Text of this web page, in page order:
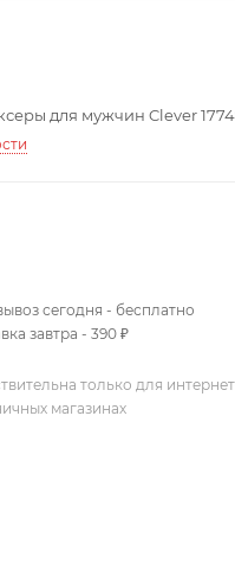
для мужчин Clever
сегодня - бесплатно
завтра - 390 ₽
только для
магазинах